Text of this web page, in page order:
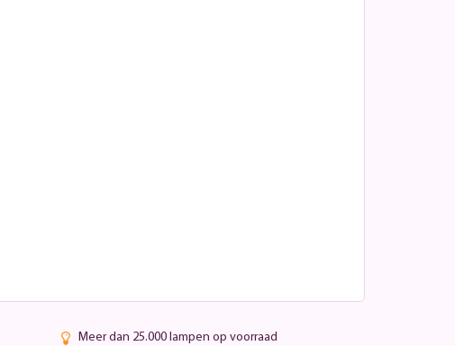
Meer dan 25.000 lampen op voorraad